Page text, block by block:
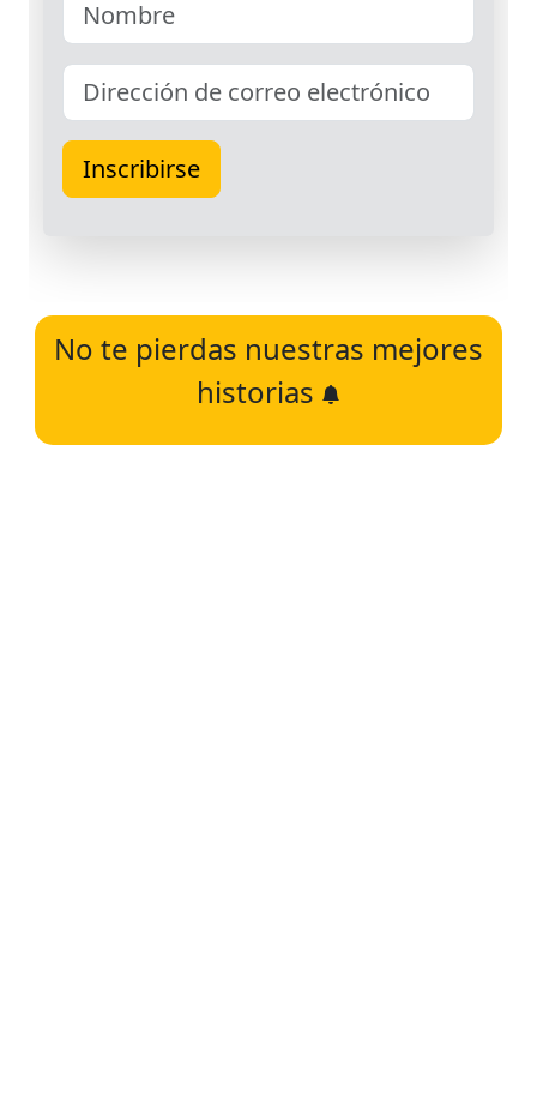
No te pierdas nuestras mejores
historias